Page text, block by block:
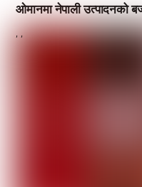
ओमानमा नेपाली उत्पादनको
, ,